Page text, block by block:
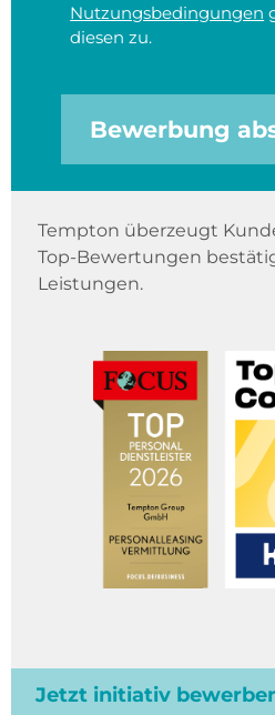
Nutzungsbedingungen
diesen zu.
Bewerbung
Tempton überzeugt
Top-Bewertungen
Leistungen.
Jetzt initiativ